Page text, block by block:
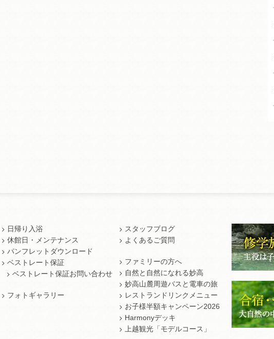
日帰り入浴
休館日・メンテナンス
パンフレットダウンロード
ベストレート保証
ベストレート保証お問い合わせ
フォトギャラリー
スタッフブログ
よくあるご質問
ファミリーの方へ
自然と自然になれる妙高
妙高山麓周遊バスと電車の旅
レストランドリンクメニュー
お子様半額キャンペーン2026
Harmonyデッキ
上越観光「モデルコース」